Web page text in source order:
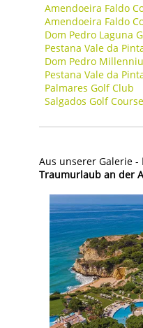
Amendoeira Faldo
Amendoeira Faldo
Dom Pedro Laguna
Pestana Vale da
Dom Pedro
Pestana Vale da
Palmares Golf Club
Salgados Golf Course
Aus unserer Galerie -
Traumurlaub an der